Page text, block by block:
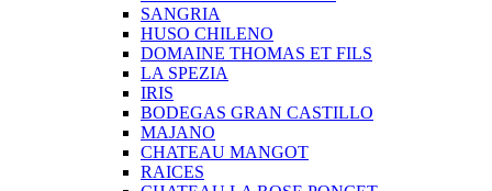
SANGRIA
HUSO CHILENO
DOMAINE THOMAS ET FILS
LA SPEZIA
IRIS
BODEGAS GRAN CASTILLO
MAJANO
CHATEAU MANGOT
RAICES